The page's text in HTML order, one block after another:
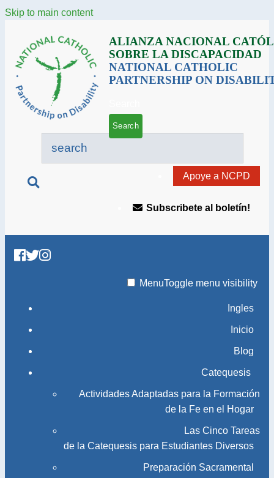
Skip to main content
ALIANZA NACIONAL
SOBRE LA DISCAPACIDAD
NATIONAL CATHOLIC
PARTNERSHIP ON
Apoye a NCPD
Subscribete al boletín!
MenuToggle menu visibility
Ingles
Inicio
Blog
Catequesis
Actividades Adaptadas para la Formación
de la Fe en el Hogar
Las Cinco Tareas
de la Catequesis para Estudiantes Diversos
Preparación Sacramental